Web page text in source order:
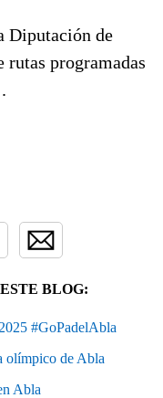
Diputación de
programadas
.
BLOG:
#GoPadelAbla
olímpico de Abla
Abla